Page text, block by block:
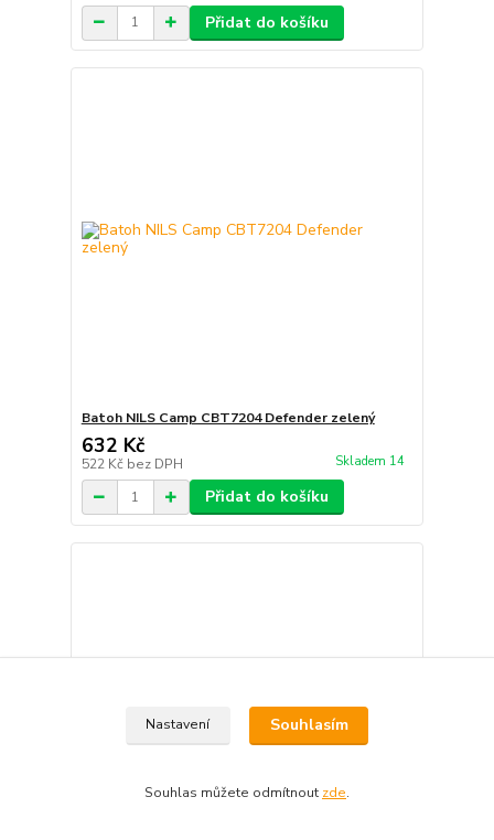
Přidat do košíku
Batoh NILS Camp CBT7204 Defender zelený
632 Kč
522 Kč bez DPH Skladem 14
Přidat do košíku
Nastavení Souhlasím
Souhlas můžete odmítnout zde.